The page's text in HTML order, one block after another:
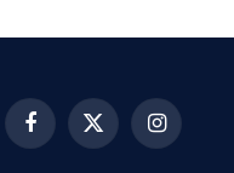
FacebookX
(Twitter)
Instagram